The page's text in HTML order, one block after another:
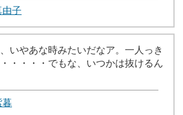
由子
いやあな時みたいだなア。一人っき
・・・・でもな、いつかは抜けるん
暮